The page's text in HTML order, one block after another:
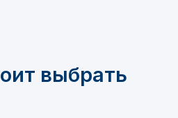
выбрать